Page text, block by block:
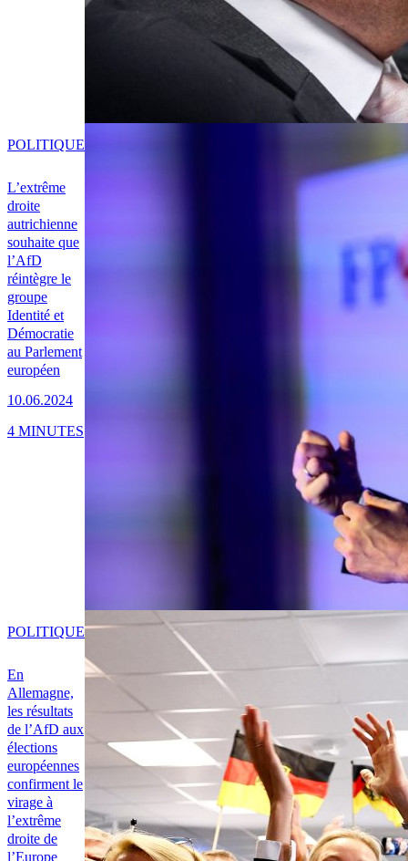
L’extrême
droite
autrichienne
souhaite que
l’AfD
réintègre le
groupe
Identité et
Démocratie
au Parlement
européen
10.06.2024
POLITIQUE
4 MINUTES
En
Allemagne,
les résultats
de l’AfD aux
élections
européennes
confirment le
virage à
l’extrême
droite de
l’Europe
POLITIQUE